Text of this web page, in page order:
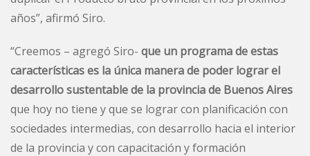
años”, afirmó Siro.
“Creemos – agregó Siro- que un programa de estas
características es la única manera de poder lograr el
desarrollo sustentable de la provincia de Buenos Aires
que hoy no tiene y que se lograr con planificación con
sociedades intermedias, con desarrollo hacia el interior
de la provincia y con capacitación y formación